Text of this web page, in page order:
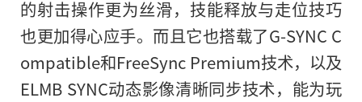
的射击操作更为丝滑，技能释放与走位技巧
也更加得心应手。而且它也搭载了G-SYNC C
ompatible和FreeSync Premium技术，以及
ELMB SYNC动态影像清晰同步技术，能为玩